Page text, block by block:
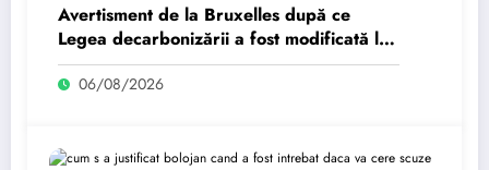
Avertisment de la Bruxelles după ce
Legea decarbonizării a fost modificată la
București: Orice regres…
06/08/2026